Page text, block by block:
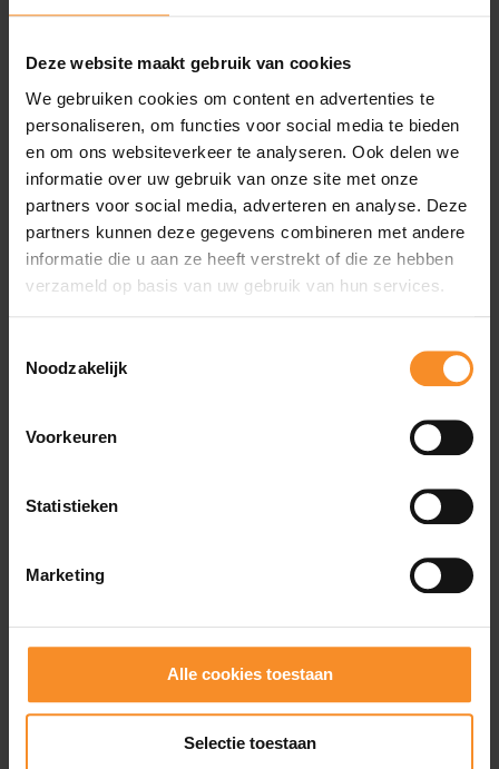
Deze website maakt gebruik van cookies
We gebruiken cookies om content en advertenties te
personaliseren, om functies voor social media te bieden
en om ons websiteverkeer te analyseren. Ook delen we
informatie over uw gebruik van onze site met onze
partners voor social media, adverteren en analyse. Deze
partners kunnen deze gegevens combineren met andere
informatie die u aan ze heeft verstrekt of die ze hebben
verzameld op basis van uw gebruik van hun services.
Noodzakelijk
Voorkeuren
Statistieken
Marketing
Alle cookies toestaan
Selectie toestaan
Steekzakje aan de zijkant voor je apparaat
Reflecterende details zorgen dat je opvalt
Grote maten 1X-3X
Materiaal: body: 78% nylon/22% spandex.
Inzetstukken/voering taille: 75% nylon/25% spandex.
Voering inzetstuk: 100% gerecycled polyester.